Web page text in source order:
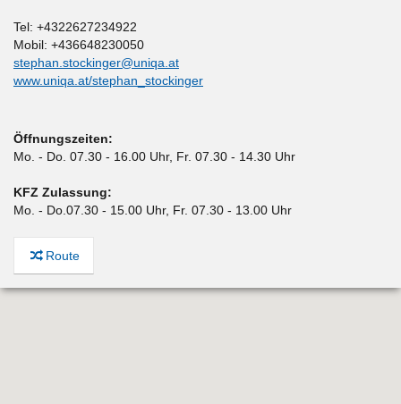
Tel: +4322627234922
Mobil: +436648230050
stephan.stockinger@uniqa.at
www.uniqa.at/stephan_stockinger
Öffnungszeiten:
Mo. - Do. 07.30 - 16.00 Uhr, Fr. 07.30 - 14.30 Uhr
KFZ Zulassung:
Mo. - Do.07.30 - 15.00 Uhr, Fr. 07.30 - 13.00 Uhr
Route